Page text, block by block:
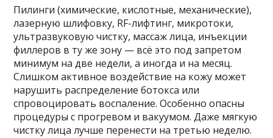
Пилинги (химические, кислотные, механические),
лазерную шлифовку, RF-лифтинг, микротоки,
ультразвуковую чистку, массаж лица, инъекции
филлеров в ту же зону — всё это под запретом
минимум на две недели, а иногда и на месяц.
Слишком активное воздействие на кожу может
нарушить распределение ботокса или
спровоцировать воспаление. Особенно опасны
процедуры с прогревом и вакуумом. Даже мягкую
чистку лица лучше перенести на третью неделю.